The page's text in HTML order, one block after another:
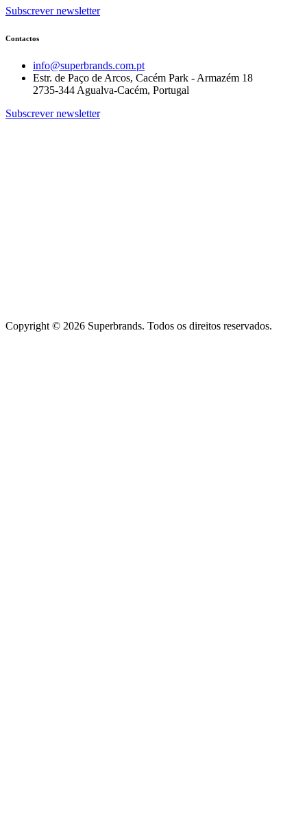
Subscrever newsletter
Contactos
info@superbrands.com.pt
Estr. de Paço de Arcos, Cacém Park - Armazém 18
2735-344 Agualva-Cacém, Portugal
Subscrever newsletter
Copyright © 2026 Superbrands. Todos os direitos reservados.